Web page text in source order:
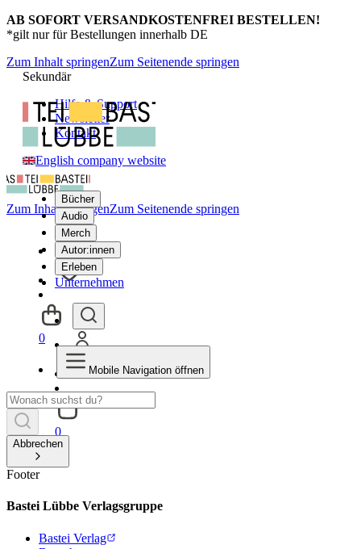
AB SOFORT VERSANDKOSTENFREI BESTELLEN!
*gilt nur für Bestellungen innerhalb DE
Zum Inhalt springenZum Seitenende springen
Sekundär
Hilfe & Support
Newsletter
Kontakt
English company website
Bücher
Audio
Merch
Autor:innen
Erleben
Unternehmen
0
Zum Inhalt springenZum Seitenende springen
0
Mobile Navigation öffnen
Abbrechen
Footer
Bastei Lübbe Verlagsgruppe
Bastei Verlag